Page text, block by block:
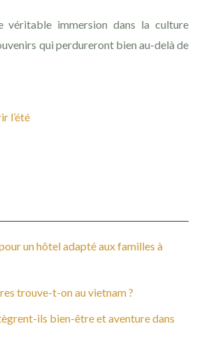
véritable immersion dans la culture
qui perdureront bien au-delà de
l’été
un hôtel adapté aux familles à
trouve-t-on au vietnam ?
ils bien-être et aventure dans